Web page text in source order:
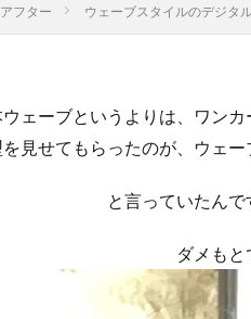
フター ウェーブスタイルのデジタ
ェーブというよりは、ワン
見せてもらったのが、ウェ
と言っていたん
ダメもと